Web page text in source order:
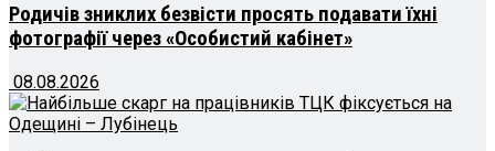
Родичів зниклих безвісти просять подавати їхні
фотографії через «Особистий кабінет»
08.08.2026